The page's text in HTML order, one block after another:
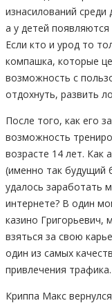
изнасилований
а у детей
Если кто и урод то
компашка, которые
возможность с
отдохнуть, развить
После того, как его
возможность
возрасте 14 лет. Как
(именно так будущий
удалось заработать
интернете? В один
казино Григорьевич,
взяться за свою
один из самых
привлечения трафика.
Криппа Макс